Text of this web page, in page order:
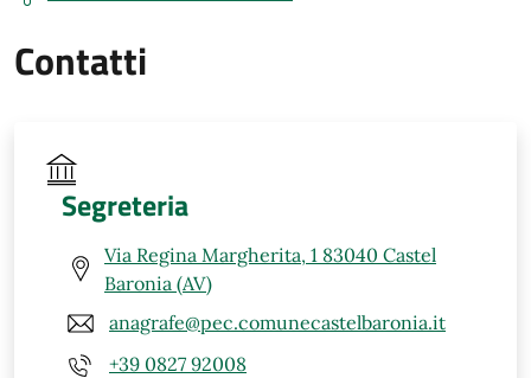
Contatti
Segreteria
Via Regina Margherita, 1 83040 Castel
Baronia (AV)
anagrafe@pec.comunecastelbaronia.it
+39 0827 92008